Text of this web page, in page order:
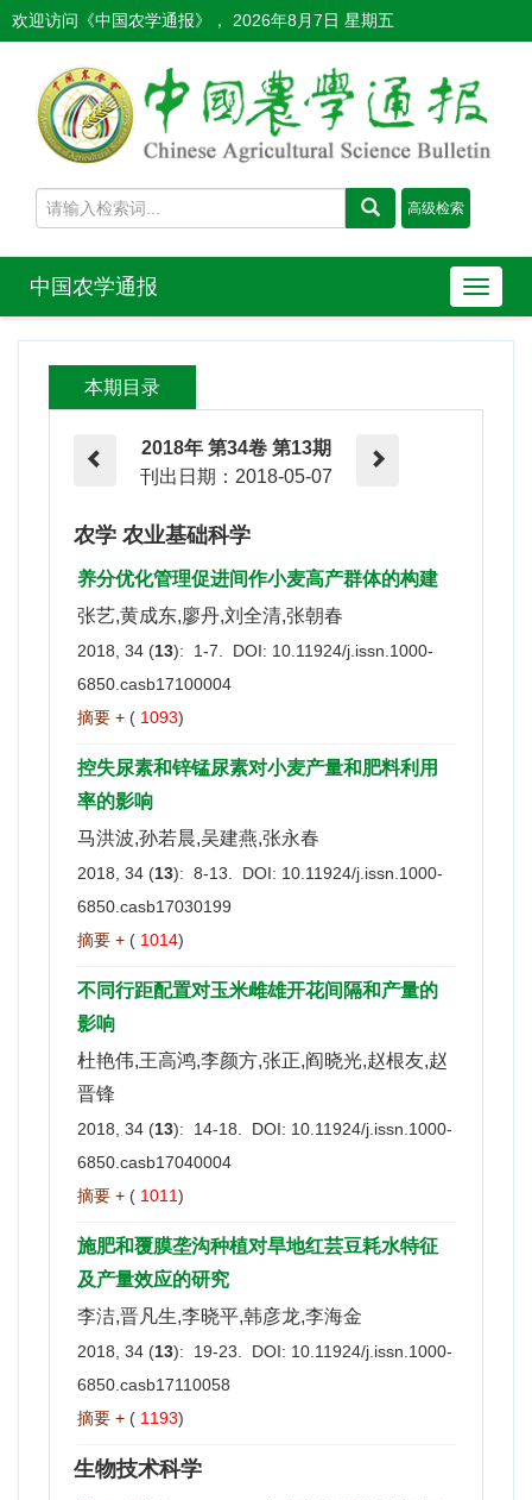
欢迎访问《中国农学通报》， 2026年8月7日 星期五
导
航
切
中国农学通报
本期目录
2018年 第34卷 第13期
刊出日期：2018-05-07
农学 农业基础科学
养分优化管理促进间作小麦高产群体的构建
张艺,黄成东,廖丹,刘全清,张朝春
2018, 34 (13): 1-7. DOI: 10.11924/j.issn.1000-
6850.casb17100004
摘要 + ( 1093)
控失尿素和锌锰尿素对小麦产量和肥料利用
率的影响
马洪波,孙若晨,吴建燕,张永春
2018, 34 (13): 8-13. DOI: 10.11924/j.issn.1000-
6850.casb17030199
摘要 + ( 1014)
不同行距配置对玉米雌雄开花间隔和产量的
影响
杜艳伟,王高鸿,李颜方,张正,阎晓光,赵根友,赵
晋锋
2018, 34 (13): 14-18. DOI: 10.11924/j.issn.1000-
6850.casb17040004
摘要 + ( 1011)
施肥和覆膜垄沟种植对旱地红芸豆耗水特征
及产量效应的研究
李洁,晋凡生,李晓平,韩彦龙,李海金
2018, 34 (13): 19-23. DOI: 10.11924/j.issn.1000-
6850.casb17110058
摘要 + ( 1193)
生物技术科学